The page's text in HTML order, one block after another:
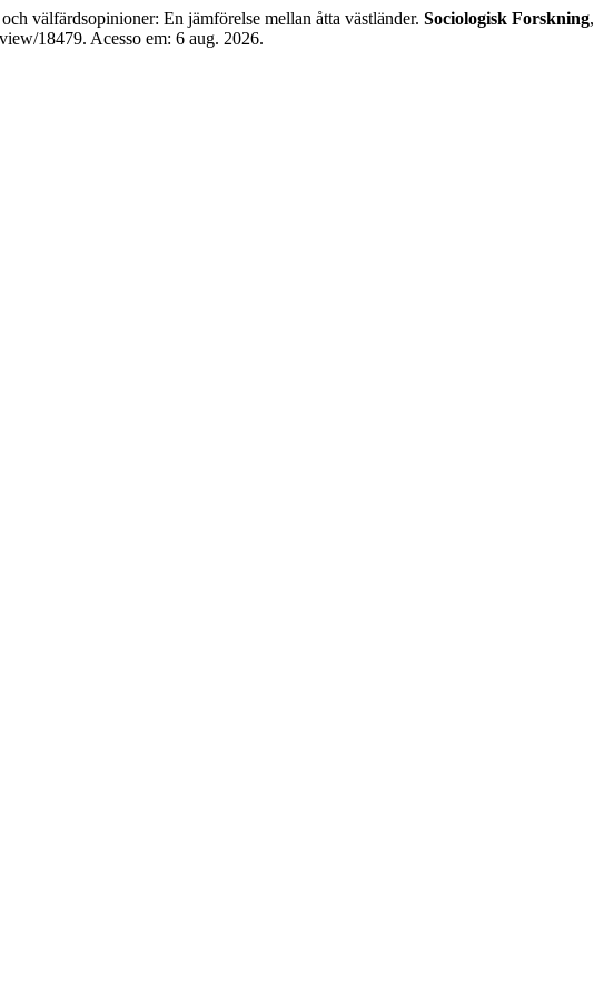
välfärdsopinioner: En jämförelse mellan åtta västländer. Sociologisk Forskning,
18479. Acesso em: 6 aug. 2026.